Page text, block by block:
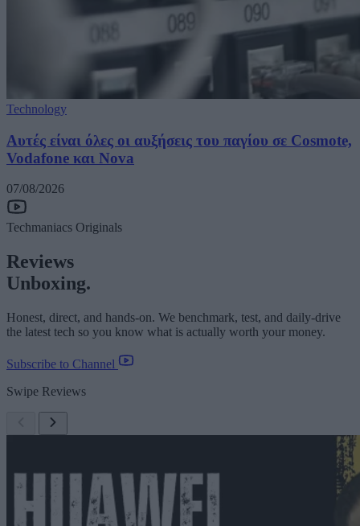
Technology
Αυτές είναι όλες οι αυξήσεις του παγίου σε Cosmote,
Vodafone και Nova
07/08/2026
Techmaniacs Originals
Reviews
Unboxing.
Honest, direct, and hands-on. We benchmark, test, and daily-drive
the latest tech so you know what is actually worth your money.
Subscribe to Channel
Swipe Reviews